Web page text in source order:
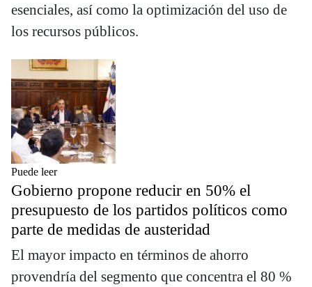
esenciales, así como la optimización del uso de
los recursos públicos.
Puede leer
Gobierno propone reducir en 50% el
presupuesto de los partidos políticos como
parte de medidas de austeridad
El mayor impacto en términos de ahorro
provendría del segmento que concentra el 80 %